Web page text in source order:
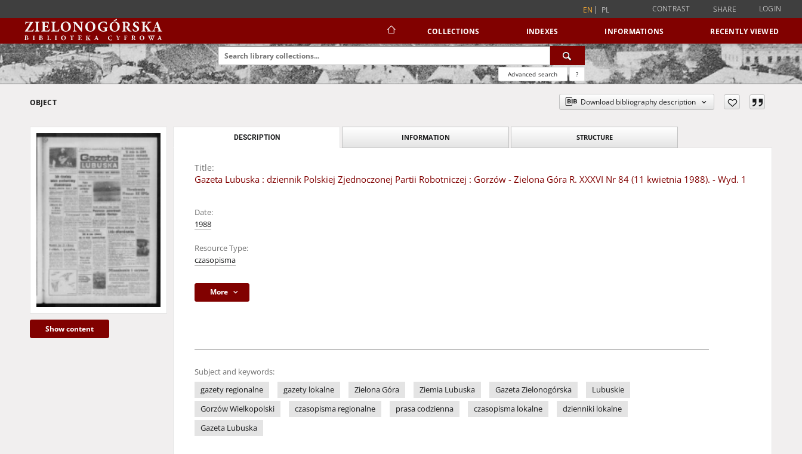
EN PL CONTRAST SHARE LOGIN
COLLECTIONS INDEXES INFORMATIONS RECENTLY VIEWED
Advanced search ?
OBJECT Download bibliography description
Show content
DESCRIPTION INFORMATION STRUCTURE
Title:
Gazeta Lubuska : dziennik Polskiej Zjednoczonej Partii Robotniczej : Gorzów - Zielona Góra R. XXXVI Nr 84 (11 kwietnia 1988). - Wyd. 1
Date:
1988
Resource Type:
czasopisma
More
Subject and keywords:
gazety regionalne
gazety lokalne Zielona Góra Ziemia Lubuska Gazeta Zielonogórska
Lubuskie
Gorzów Wielkopolski
czasopisma regionalne prasa codzienna czasopisma lokalne
dzienniki lokalne
Gazeta Lubuska